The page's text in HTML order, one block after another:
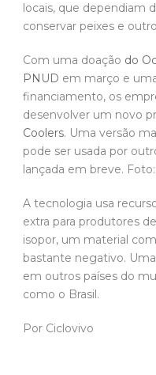
locais, que dependiam
conservar peixes e
Com uma doação do
PNUD em março e
financiamento, os
desenvolver um novo
Coolers. Uma versão
pode ser usada por
lançada em breve.
A tecnologia usa
extra para produtores
isopor, um material
bastante negativo.
em outros países do
como o Brasil.
Por Ciclovivo